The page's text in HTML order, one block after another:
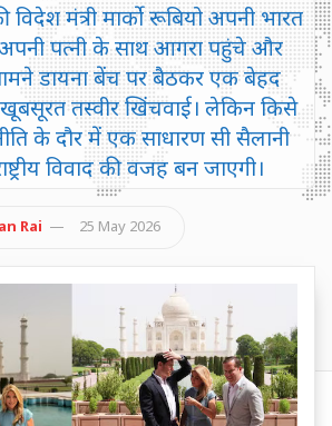
मंत्री मार्को रूबियो अपनी भारत
अपनी पत्नी के साथ आगरा पहुंचे और
डायना बेंच पर बैठकर एक बेहद
तस्वीर खिंचवाई। लेकिन किसे
के दौर में एक साधारण सी सैलानी
विवाद की वजह बन जाएगी।
Rai 25 May 2026